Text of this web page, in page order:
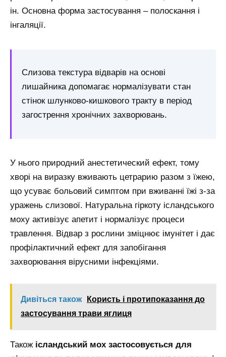
ін. Основна форма застосування – полоскання і
інгаляції.
Слизова текстура відварів на основі
лишайника допомагає нормалізувати стан
стінок шлунково-кишкового тракту в період
загострення хронічних захворювань.
У нього природний анестетический ефект, тому
хворі на виразку вживають цетрарию разом з їжею,
що усуває больовий симптом при вживанні їжі з-за
уражень слизової. Натуральна гіркоту ісландського
моху активізує апетит і нормалізує процеси
травлення. Відвар з рослини зміцнює імунітет і дає
профілактичний ефект для запобігання
захворювання вірусними інфекціями.
Дивіться також
Користь і протипоказання до
застосування трави яглиця
Також ісландський мох застосовується для